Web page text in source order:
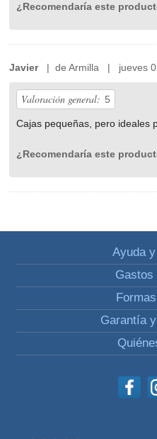
¿Recomendaría este
Javier| de Armilla | jueves 02
Valoración general: 5
Cajas pequeñas, pero ideales
¿Recomendaría este
Ayuda
Gastos
Garantía